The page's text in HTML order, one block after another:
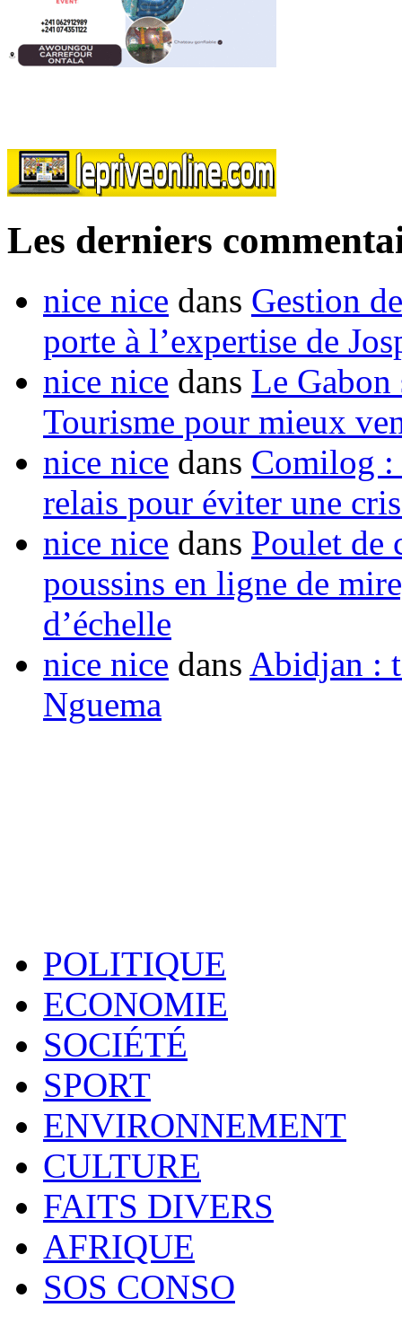
Les derniers
nice nice dans Gestion
porte à l’expertise de
nice nice dans Le Gabon
Tourisme pour mieux
nice nice dans Comilog :
relais pour éviter une
nice nice dans Poulet de
poussins en ligne de
d’échelle
nice nice dans Abidjan :
Nguema
POLITIQUE
ECONOMIE
SOCIÉTÉ
SPORT
ENVIRONNEMENT
CULTURE
FAITS DIVERS
AFRIQUE
SOS CONSO